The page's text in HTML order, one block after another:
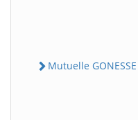
Mutuelle GONESSE